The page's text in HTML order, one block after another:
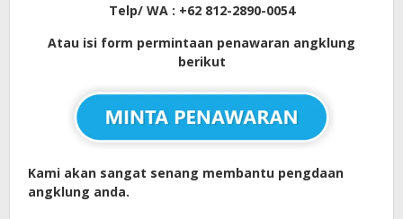
Telp/ WA : +62 812-2890-0054
Atau isi form permintaan penawaran angklung
berikut
Kami akan sangat senang membantu pengdaan
angklung anda.